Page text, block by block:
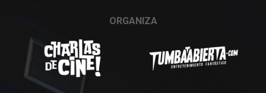
ORGANIZA